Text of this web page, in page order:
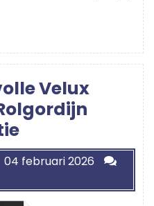
Velux
04 februari 2026